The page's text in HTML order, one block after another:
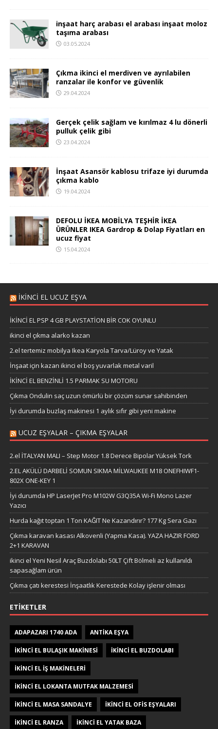
inşaat harç arabası el arabası inşaat moloz
taşıma arabası
03.05.2024
Çıkma ikinci el merdiven ve ayrılabilen
ranzalar ile konfor ve güvenlik
29.04.2024
Gerçek çelik sağlam ve kırılmaz 4 lu dönerli
pulluk çelik gibi
23.04.2024
İnşaat Asansör kablosu trifaze iyi durumda
çıkma kablo
19.04.2024
DEFOLU İKEA MOBİLYA TEŞHİR İKEA
ÜRÜNLER IKEA Gardrop & Dolap Fiyatları en
ucuz fiyat
15.04.2024
İKİNCİ EL UCUZ EŞYA
İKİNCİ EL PSP 4 GB PLAYSTATİON BİR COK OYUNLU
ikinci el çıkma alarko kazan
2.el tertemiz mobilya Ikea Karyola Tarva/Lüroy ve Yatak
İnşaat için kazan ikinci el boş yuvarlak metal varil
İKİNCİ EL BENZİNLİ 1.5 PARMAK SU MOTORU
Çıkma Ondulin saç uzun ömürlü bir çözüm sunar sahibinden
İyi durumda buzlaş makinesi 1 aylık sıfır gibi yeni makine
UCUZ EŞYALAR – ÇIKMA EŞYALAR
2.el İTALYAN MALI – Step Motor 1.8 Derece Bipolar Yüksek Tork
2.EL AKÜLÜ DARBELİ SOMUN SIKMA MİLWAUKEE M18 ONEFHIWF1-
802X ONE-KEY 1
İyi durumda HP LaserJet Pro M102W G3Q35A Wi-Fi Mono Lazer
Yazıcı
Hurda kağıt toptan 1 Ton KAĞIT Ne Kazandırır? 177 Kg Sera Gazı
Çıkma karavan kasası Alkovenli (Yapma Kasa). YAZA HAZIR FORD
2+1 KARAVAN
ikinci el Yeni Nesil Araç Buzdolabı 50LT Çift Bölmeli az kullanıldı
sapasağlam ürün
Çıkma çatı kerestesi İnşaatlık Kerestede​​ Kolay işlenir olması
ETIKETLER
ADAPAZARI 1740 ADA ANTIKA EŞYA
IKINCI EL BULAŞIK MAKINESI IKINCI EL BUZDOLABI
IKINCI EL IŞ MAKINELERI
IKINCI EL LOKANTA MUTFAK MALZEMESI
IKINCI EL MASA SANDALYE IKINCI EL OFIS EŞYALARI
IKINCI EL RANZA IKINCI EL YATAK BAZA